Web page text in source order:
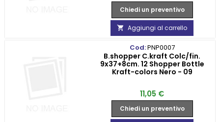
Chiedi un preventivo
 Aggiungi al carrello
Cod:PNP0007
B.shopper C.kraft Colc/fin.
9x37+8cm. 12 Shopper Bottle
Kraft-colors Nero - 09
Prezzo
11,05 €
Chiedi un preventivo